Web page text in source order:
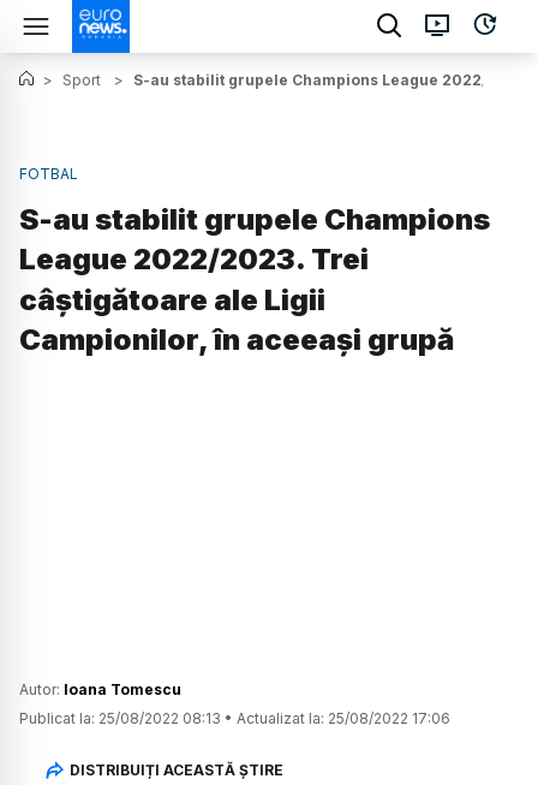
> Sport > S-au stabilit grupele Champions League 2022/
FOTBAL
S-au stabilit grupele Champions
League 2022/2023. Trei
câștigătoare ale Ligii
Campionilor, în aceeași grupă
Autor: Ioana Tomescu
Publicat la: 25/08/2022 08:13 • Actualizat la: 25/08/2022 17:06
DISTRIBUIȚI ACEASTĂ ȘTIRE